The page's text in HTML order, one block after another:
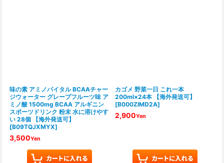
味の素 アミノバイタル BCAAチャー
ジウォーター グレープフルーツ味 ア
ミノ酸 1500mg BCAA アルギニン
スポーツドリンク 粉末 水に溶けやす
い 28個 【海外発送可】
[B09TQJXMYX]
3,500Yen
カゴメ 野菜一日 これ一本
200ml×24本 【海外発送可】
[B000ZIMD2A]
2,900Yen